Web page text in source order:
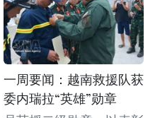
一周要闻：越南救援队获
委内瑞拉“英雄”勋章